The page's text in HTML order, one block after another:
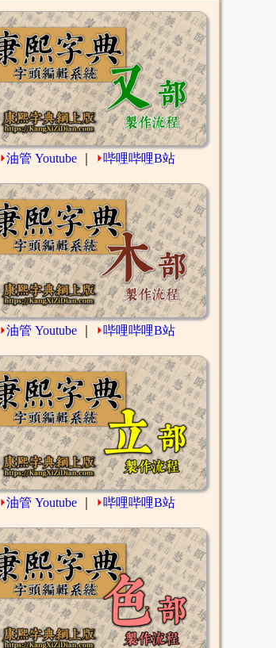
⏵油管 Youtube ⏵哔哩哔哩B站
⏵油管 Youtube ⏵哔哩哔哩B站
⏵油管 Youtube ⏵哔哩哔哩B站